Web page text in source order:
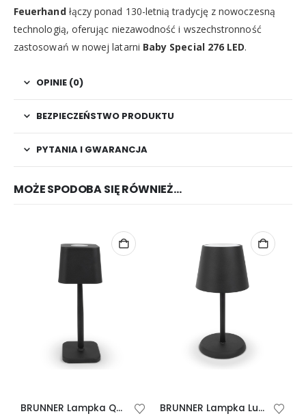
Feuerhandłączy ponad 130-letnią tradycję z nowoczesną
technologią, oferując niezawodność i wszechstronność
zastosowań w nowej latarni Baby Special 276 LED.
OPINIE (0)
BEZPIECZEŃSTWO PRODUKTU
PYTANIA I GWARANCJA
MOŻE SPODOBA SIĘ RÓWNIEŻ…
BRUNNER Lampka Quadrilux BRUNNER Lampka Lucien